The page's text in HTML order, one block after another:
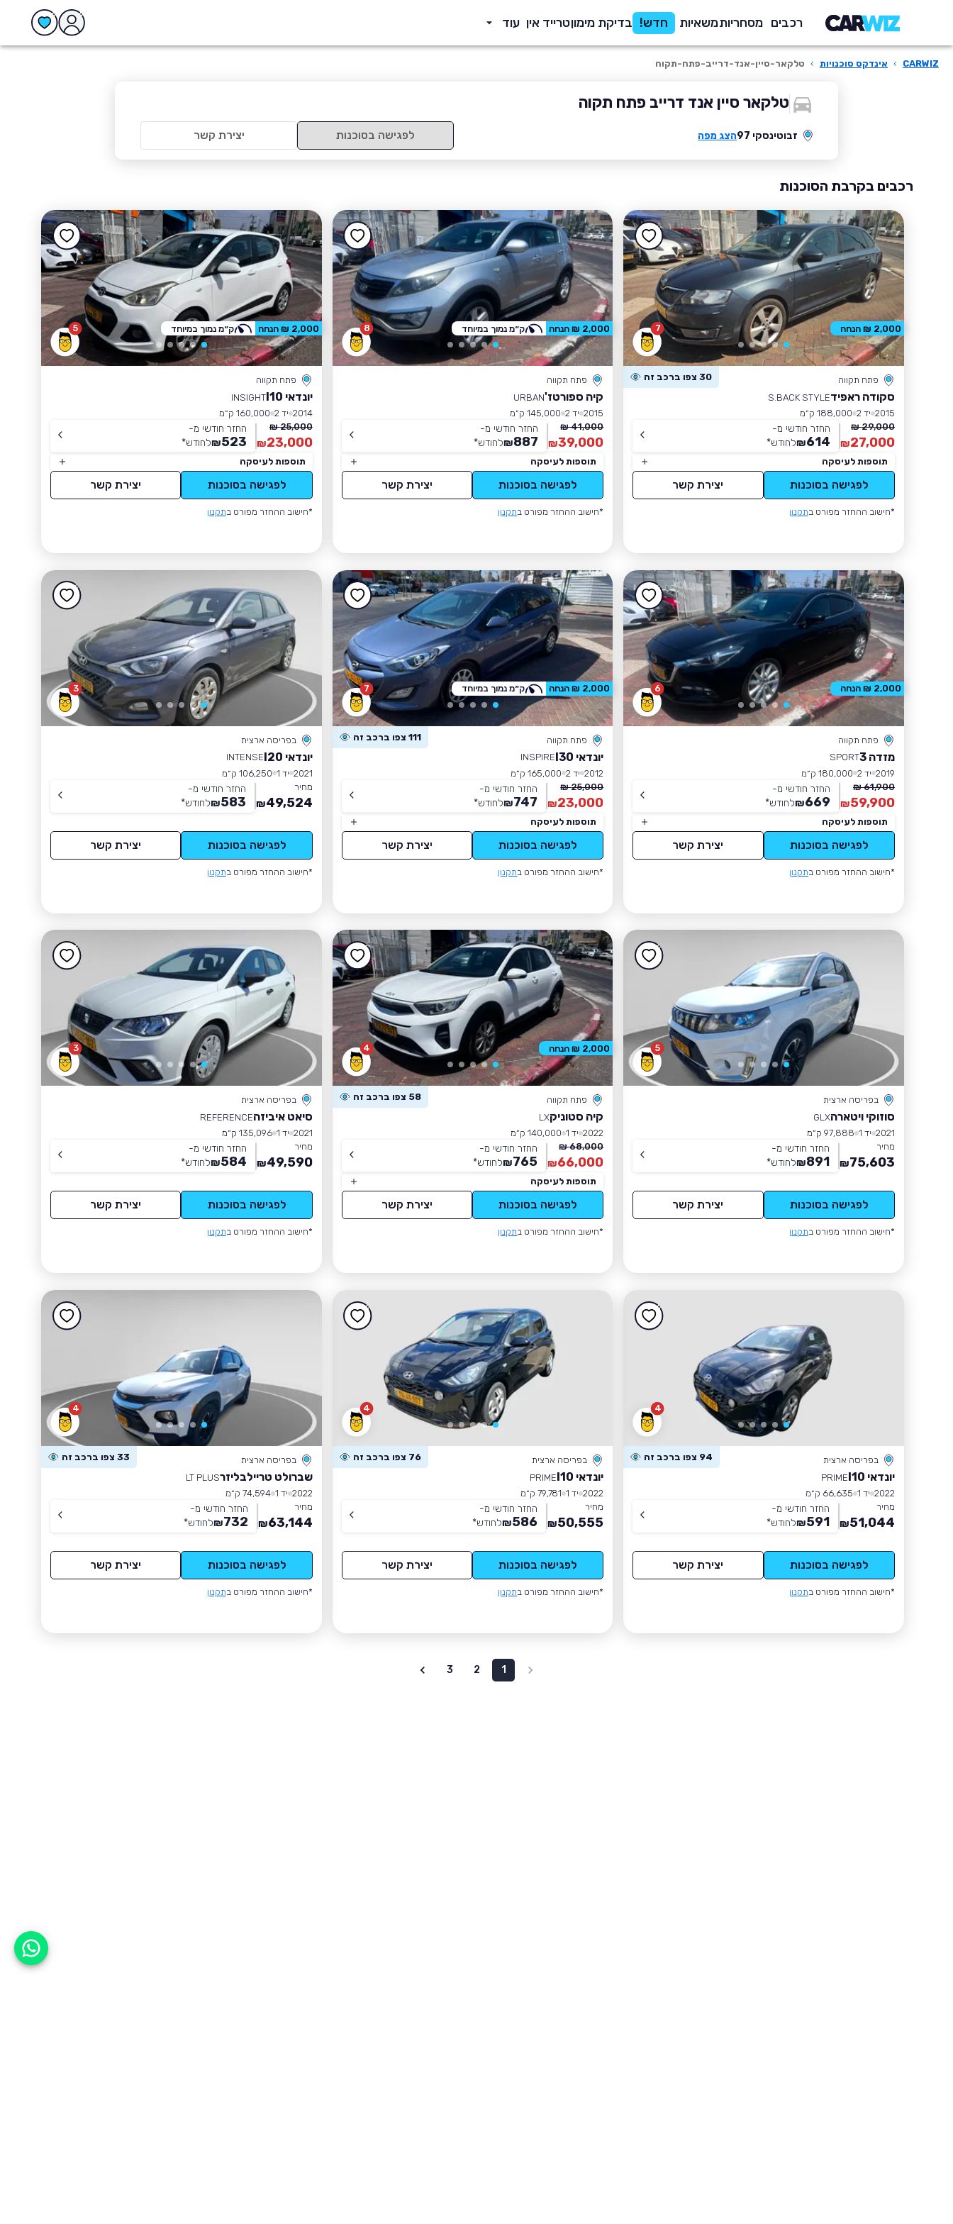
רכבים מסחריותמשאיות חדש! בדיקת מימוןטרייד אין עוד
CARWIZ
› אינדקס סוכנויות › טלקאר-סיין-אנד-דרייב-פתח-תקוה
טלקאר סיין אנד דרייב פתח תקוה
זבוטינסקי 97 הצג מפה לפגישה בסוכנות יצירת קשר
רכבים בקרבת הסוכנות
7
פתח תקווה 30 צפו ברכב זה
סקודה ראפידS.BACK STYLE
2015 יד 2
188,000 ק״מ
29,000 ₪
27,000
₪
החזר חודשי מ-
614
₪לחודש*
תוספות לעיסקה
לפגישה בסוכנות יצירת קשר
*חישוב ההחזר מפורט בתקנון
2,000 ₪ הנחה 8
פתח תקווה
קיה ספורטז'URBAN
2015 יד 2
145,000 ק״מ
41,000 ₪
39,000
₪
החזר חודשי מ-
887
₪לחודש*
תוספות לעיסקה
לפגישה בסוכנות יצירת קשר
*חישוב ההחזר מפורט בתקנון
2,000 ₪ הנחה ק״מ נמוך במיוחד 5
פתח תקווה
יונדאי I10
INSIGHT
2014 יד 2
160,000 ק״מ
25,000 ₪
23,000
₪
החזר חודשי מ-
523
₪לחודש*
תוספות לעיסקה
לפגישה בסוכנות יצירת קשר
*חישוב ההחזר מפורט בתקנון
2,000 ₪ הנחה ק״מ נמוך במיוחד
6
פתח תקווה
מזדה 3
SPORT
2019 יד 2
180,000 ק״מ
61,900 ₪
59,900
₪
החזר חודשי מ-
669
₪לחודש*
תוספות לעיסקה
לפגישה בסוכנות יצירת קשר
*חישוב ההחזר מפורט בתקנון
2,000 ₪ הנחה 7
פתח תקווה 111 צפו ברכב זה
יונדאי I30
INSPIRE
2012 יד 2
165,000 ק״מ
25,000 ₪
23,000
₪
החזר חודשי מ-
747
₪לחודש*
תוספות לעיסקה
לפגישה בסוכנות יצירת קשר
*חישוב ההחזר מפורט בתקנון
2,000 ₪ הנחה ק״מ נמוך במיוחד 3
בפריסה ארצית
יונדאי I20
INTENSE
2021 יד 1
106,250 ק״מ
מחיר
49,524
₪
החזר חודשי מ-
583
₪לחודש*
לפגישה בסוכנות יצירת קשר
*חישוב ההחזר מפורט בתקנון
5
בפריסה ארצית
סוזוקי ויטארהGLX
2021 יד 1
97,888 ק״מ
מחיר
75,603
₪
החזר חודשי מ-
891
₪לחודש*
לפגישה בסוכנות יצירת קשר
*חישוב ההחזר מפורט בתקנון
4
פתח תקווה 58 צפו ברכב זה
קיה סטוניקLX
2022 יד 1
140,000 ק״מ
68,000 ₪
66,000
₪
החזר חודשי מ-
765
₪לחודש*
תוספות לעיסקה
לפגישה בסוכנות יצירת קשר
*חישוב ההחזר מפורט בתקנון
2,000 ₪ הנחה 3
בפריסה ארצית
סיאט איביזהREFERENCE
2021 יד 1
135,096 ק״מ
מחיר
49,590
₪
החזר חודשי מ-
584
₪לחודש*
לפגישה בסוכנות יצירת קשר
*חישוב ההחזר מפורט בתקנון
4
בפריסה ארצית 94 צפו ברכב זה
יונדאי I10
PRIME
2022 יד 1
66,635 ק״מ
מחיר
51,044
₪
החזר חודשי מ-
591
₪לחודש*
לפגישה בסוכנות יצירת קשר
*חישוב ההחזר מפורט בתקנון
4
בפריסה ארצית 76 צפו ברכב זה
יונדאי I10
PRIME
2022 יד 1
79,781 ק״מ
מחיר
50,555
₪
החזר חודשי מ-
586
₪לחודש*
לפגישה בסוכנות יצירת קשר
*חישוב ההחזר מפורט בתקנון
4
בפריסה ארצית 33 צפו ברכב זה
שברולט טריילבליזרLT PLUS
2022 יד 1
74,594 ק״מ
מחיר
63,144
₪
החזר חודשי מ-
732
₪לחודש*
לפגישה בסוכנות יצירת קשר
*חישוב ההחזר מפורט בתקנון
1
2
3
אפשר לעזור?